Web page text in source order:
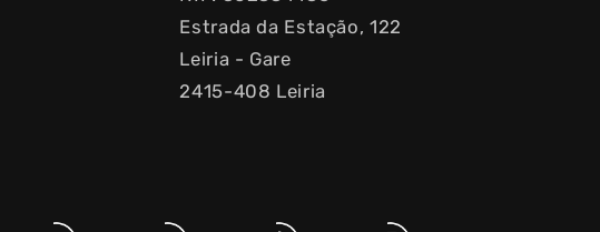
Estrada da Estação, 122
Leiria - Gare
2415-408 Leiria